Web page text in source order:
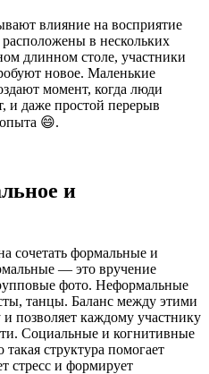
влияние на восприятие
в нескольких
длинном столе, участники
новое. Маленькие
момент, когда люди
и даже простой перерыв
😄.
и
сочетать формальные и
— это вручение
фото. Неформальные
танцы. Баланс между этими
позволяет каждому участнику
Социальные и когнитивные
структура помогает
стресс и формирует